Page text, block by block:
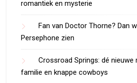
romantiek en mysterie
Fan van Doctor Thorne? Dan
Persephone zien
Crossroad Springs: dé nieuwe
familie en knappe cowboys